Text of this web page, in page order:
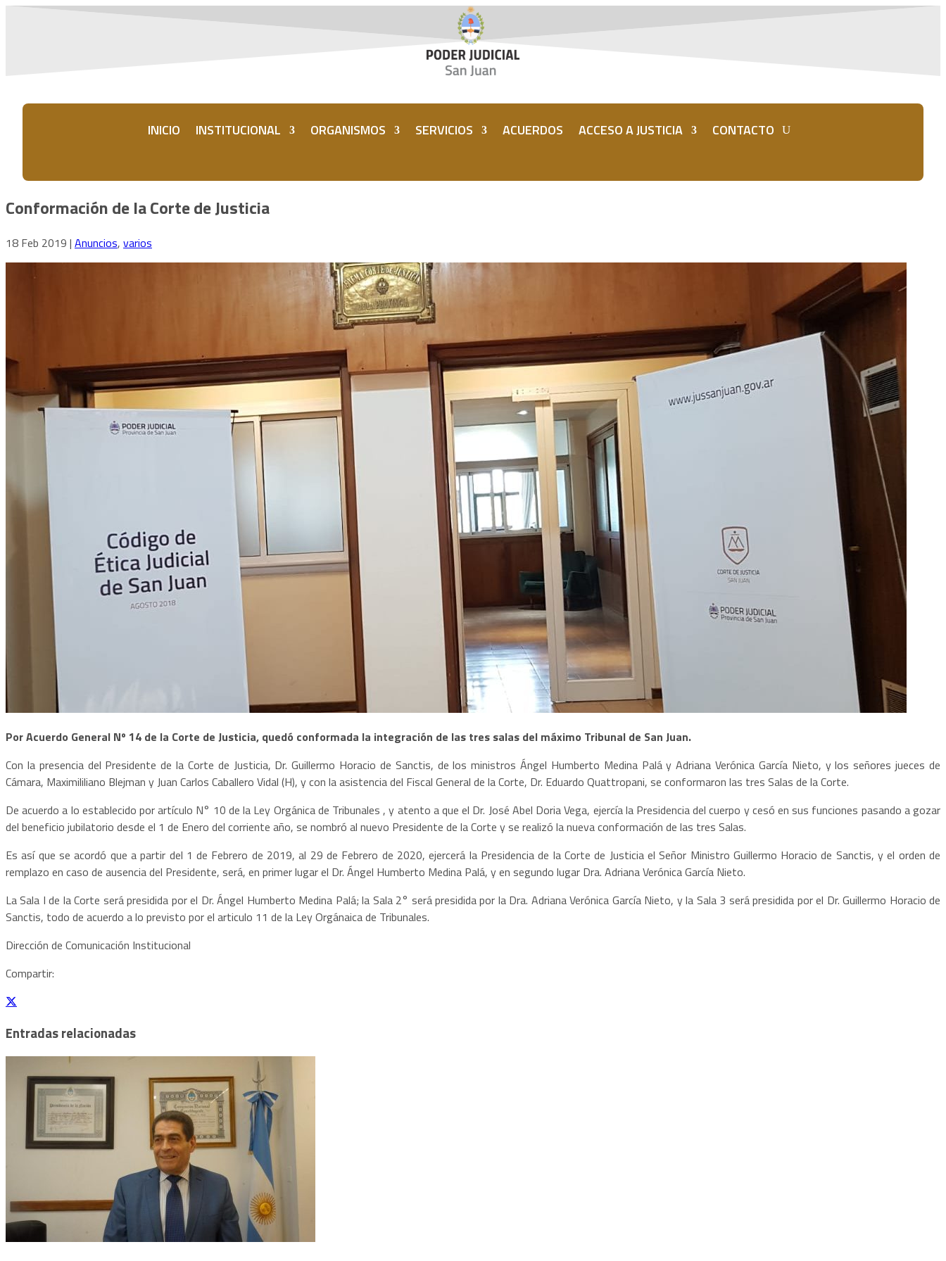
INICIO INSTITUCIONAL ORGANISMOS SERVICIOS ACUERDOS ACCESO A JUSTICIA CONTACTO
Conformación de la Corte de Justicia
18 Feb 2019 | Anuncios, varios
PorAcuerdo General Nº 14 de la Corte de Justicia, quedó conformada la integración de las tres salas del máximo Tribunal de San Juan.
Con la presencia del Presidente de la Corte de Justicia, Dr. Guillermo Horacio de Sanctis, de los ministros Ángel Humberto Medina Palá y Adriana Verónica García Nieto, y losseñores jueces de
Cámara, Maximililiano Blejman y Juan Carlos Caballero Vidal (H), y con laasistenciadel Fiscal General de la Corte, Dr. Eduardo Quattropani, se conformaron las tres Salas de la Corte.
De acuerdo a lo establecidopor artículo N° 10 de la Ley Orgánicade Tribunales ,y atento a que el Dr. José Abel Doria Vega, ejercíala Presidencia del cuerpo ycesó en sus funciones pasando a gozar
del beneficio jubilatorio desde el 1 de Enero del corriente año, se nombró al nuevo Presidente de la Corte y se realizó la nueva conformación de las tres Salas.
Es así que se acordó que a partir del 1 de Febrero de 2019, al 29 de Febrero de 2020, ejercerá la Presidencia de la Corte de Justicia el Señor Ministro Guillermo Horacio de Sanctis,yel orden de
remplazo en caso de ausencia del Presidente, será, en primerlugarel Dr. Ángel Humberto Medina Palá, y en segundo lugar Dra. Adriana Verónica García Nieto.
La Sala I de la Corte será presidida por el Dr. Ángel Humberto Medina Palá; la Sala 2° será presidida por la Dra. AdrianaVerónica García Nieto, y la Sala 3 será presidida porel Dr.Guillermo Horacio de
Sanctis, todo de acuerdo a lo previsto por el articulo 11 de la Ley Orgánaica de Tribunales.
Dirección de Comunicación Institucional
Compartir:
Entradas relacionadas